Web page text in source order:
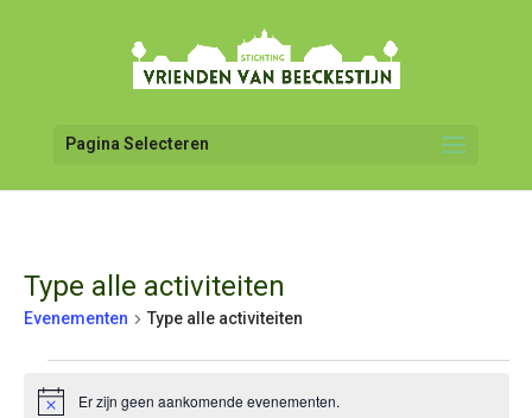
Pagina Selecteren
Type alle activiteiten
Evenementen Type alle activiteiten
in BerichtEr zijn geen aankomende evenementen.